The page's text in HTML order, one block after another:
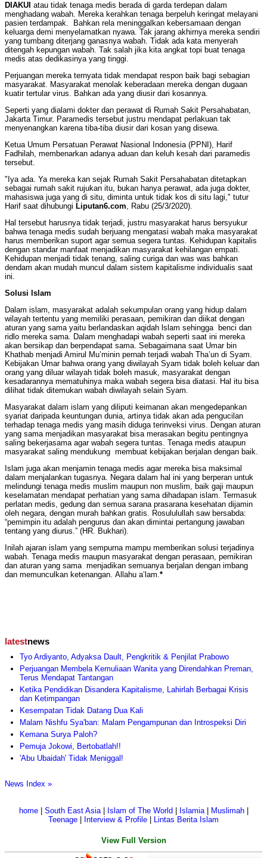
DIAKUI atau tidak tenaga medis berada di garda terdepan dalam
menghadang wabah. Mereka kerahkan tenaga berpeluh keringat melayani
pasien terdampak. Bahkan rela meninggalkan kebersamaan dengan
keluarga demi menyelamatkan nyawa. Tak jarang akhirnya mereka sendiri
yang tumbang diterjang ganasnya wabah. Tidak ada kata menyerah
ditengah kepungan wabah. Tak salah jika kita angkat topi buat tenaga
medis atas dedikasinya yang tinggi.
Perjuangan mereka ternyata tidak mendapat respon baik bagi sebagian
masyarakat. Masyarakat menolak keberadaan mereka dengan dugaan
kuatir tertular virus. Bahkan ada yang diusir dari kosannya.
Seperti yang dialami dokter dan perawat di Rumah Sakit Persahabatan,
Jakarta Timur. Paramedis tersebut justru mendapat perlakuan tak
menyenangkan karena tiba-tiba diusir dari kosan yang disewa.
Ketua Umum Persatuan Perawat Nasional Indonesia (PPNI), Harif
Fadhilah, membenarkan adanya aduan dan keluh kesah dari paramedis
tersebut.
"Iya ada. Ya mereka kan sejak Rumah Sakit Persahabatan ditetapkan
sebagai rumah sakit rujukan itu, bukan hanya perawat, ada juga dokter,
mahasiswa juga yang di situ, diminta untuk tidak kos di situ lagi," tutur
Harif saat dihubungi Liputan6.com, Rabu (25/3/2020).
Hal tersebut harusnya tidak terjadi, justru masyarakat harus bersyukur
bahwa tenaga medis sudah berjuang mengatasi wabah maka masyarakat
harus memberikan suport agar semua segera tuntas. Kehidupan kapitalis
dengan standar manfaat menjadikan masyarakat kehilangan empati.
Kehidupan menjadi tidak tenang, saling curiga dan was was bahkan
dendam akan mudah muncul dalam sistem kapitalisme individualis saat
ini.
Solusi lslam
Dalam islam, masyarakat adalah sekumpulan orang yang hidup dalam
wilayah tertentu yang memiliki perasaan, pemikiran dan diikat dengan
aturan yang sama yaitu berlandaskan aqidah lslam sehingga benci dan
ridlo mereka sama. Dalam menghadapi wabah seperti saat ini mereka
akan bersikap dan berpendapat sama. Sebagaimana saat Umar bin
Khathab menjadi Amirul Mu’minin pernah terjadi wabah Tha’un di Syam.
Kebijakan Umar bahwa orang yang diwilayah Syam tidak boleh keluar dan
orang yang diluar wilayah tidak boleh masuk, masyarakat dengan
kesadarannya mematuhinya maka wabah segera bisa diatasi. Hal itu bisa
dilihat tidak ditemukan wabah diwilayah selain Syam.
Masyarakat dalam islam yang diliputi keimanan akan mengedepankan
syariat daripada keuntungan dunia, artinya tidak akan ada pengucilan
terhadap tenaga medis yang masih diduga terinveksi virus. Dengan aturan
yang sama menjadikan masyarakat bisa merasakan begitu pentingnya
saling bekerjasama agar wabah segera tuntas. Tenaga medis ataupun
masyarakat saling mendukung membuat kebijakan berjalan dengan baik.
Islam juga akan menjamin tenaga medis agar mereka bisa maksimal
dalam menjalankan tugasnya. Negara dalam hal ini yang berperan untuk
melindungi tenaga medis muslim maupun non muslim, baik gaji maupun
keselamatan mendapat perhatian yang sama dihadapan islam. Termasuk
perlatan medis, gedung dan semua sarana prasarana kesehatan dijamin
oleh negara, dengan murah bahkan gratis. Rosululullah saw bersabda:
“pemimpin itu adalah pengurus dan akan dimintai pertangung jawaban
tentang yang diurus.” (HR. Bukhari).
Inilah ajaran islam yang sempurna mampu memberikan solusi terjadinya
wabah. Tenaga medis maupun masyarakat dengan perasaan, pemikiran
dan aturan yang sama menjadikan semuanya berjalan dengan imbang
dan memunculkan ketenangan. Allahu a’lam.*
latestnews
Tyo Ardiyanto, Adyaksa Dault, Pengkritik & Penjilat Prabowo
Perjuangan Membela Kemuliaan Wanita yang Direndahkan Preman,
Terus Mendapat Tantangan
Ketika Pendidikan Disandera Kapitalisme, Lahirlah Berbagai Krisis
dan Ketimpangan
Kesempatan Tidak Datang Dua Kali
Malam Nishfu Sya'ban: Malam Pengampunan dan Introspeksi Diri
Kemana Surya Paloh?
Pemuja Jokowi, Bertobatlah!!
'Abu Ubaidah' Tidak Meniggal!
News Index »
home| South East Asia| Islam of The World Islamia| Muslimah|
Teenage
Interview & Profile Lintas Berita Islam
View Full Version